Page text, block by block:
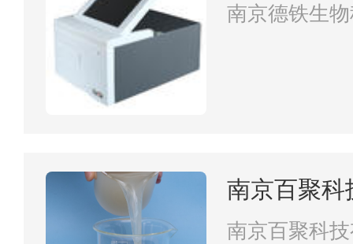
南京德铁生
南京百聚科
南京百聚科